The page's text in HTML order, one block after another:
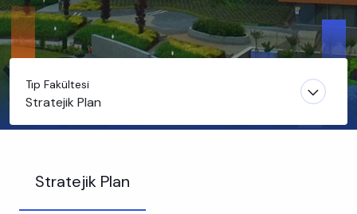
Tıp Fakültesi
Stratejik Plan
Stratejik Plan